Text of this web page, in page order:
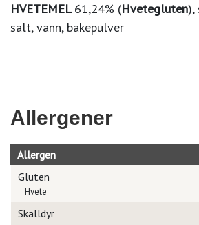
HVETEMEL61,24% (Hvetegluten),
salt, vann, bakepulver
Allergener
Allergen
Gluten
Hvete
Skalldyr